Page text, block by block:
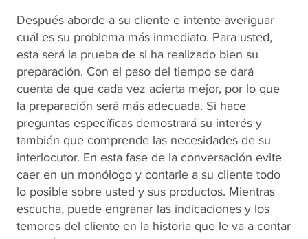
Después aborde a su cliente e intente averiguar
cuál es su problema más inmediato. Para usted,
esta será la prueba de si ha realizado bien su
preparación. Con el paso del tiempo se dará
cuenta de que cada vez acierta mejor, por lo que
la preparación será más adecuada. Si hace
preguntas específicas demostrará su interés y
también que comprende las necesidades de su
interlocutor. En esta fase de la conversación evite
caer en un monólogo y contarle a su cliente todo
lo posible sobre usted y sus productos. Mientras
escucha, puede engranar las indicaciones y los
temores del cliente en la historia que le va a contar